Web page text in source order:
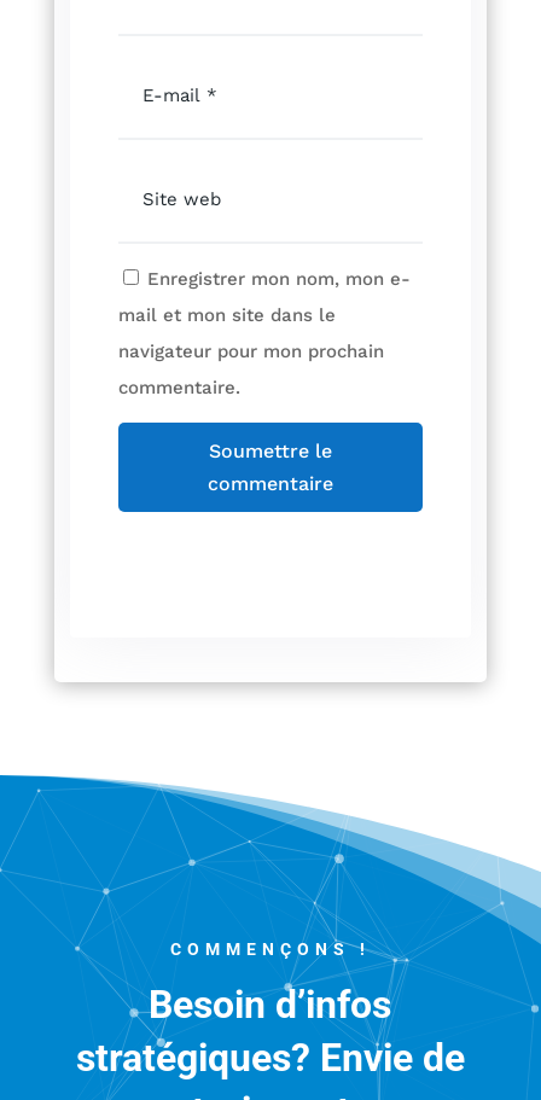
Enregistrer mon nom, mon e-
mail et mon site dans le
navigateur pour mon prochain
commentaire.
Soumettre le
commentaire
COMMENÇONS !
Besoin d’infos
stratégiques? Envie de